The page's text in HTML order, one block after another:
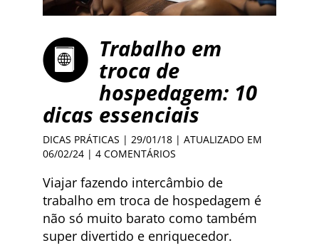
Trabalho em
troca de
hospedagem: 10
dicas essenciais
DICAS PRÁTICAS | 29/01/18 | ATUALIZADO EM
06/02/24 | 4 COMENTÁRIOS
Viajar fazendo intercâmbio de
trabalho em troca de hospedagem é
não só muito barato como também
super divertido e enriquecedor.